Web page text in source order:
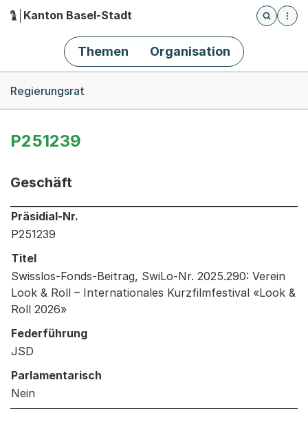
Hauptnavigation
Kanton Basel-Stadt
Öffnet
Themen Organisation
Regierungsrat
P251239
Geschäft
Informationen zum Ausgewählten Geschäft
Präsidial-Nr.
P251239
Titel
Swisslos-Fonds-Beitrag, SwiLo-Nr. 2025.290: Verein
Look & Roll – Internationales Kurzfilmfestival «Look &
Roll 2026»
Federführung
JSD
Parlamentarisch
Nein